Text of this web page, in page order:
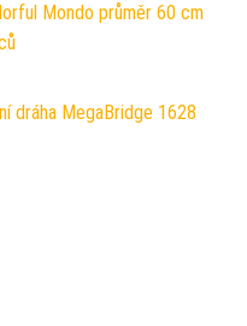
Mondo průměr 60 cm
dráha MegaBridge 1628